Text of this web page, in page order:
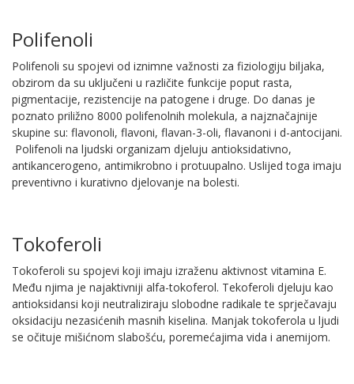
Polifenoli
Polifenoli su spojevi od iznimne važnosti za fiziologiju biljaka,
obzirom da su uključeni u različite funkcije poput rasta,
pigmentacije, rezistencije na patogene i druge. Do danas je
poznato priližno 8000 polifenolnih molekula, a najznačajnije
skupine su: flavonoli, flavoni, flavan-3-oli, flavanoni i d-antocijani.
Polifenoli na ljudski organizam djeluju antioksidativno,
antikancerogeno, antimikrobno i protuupalno. Uslijed toga imaju
preventivno i kurativno djelovanje na bolesti.
Tokoferoli
Tokoferoli su spojevi koji imaju izraženu aktivnost vitamina E.
Među njima je najaktivniji alfa-tokoferol. Tekoferoli djeluju kao
antioksidansi koji neutraliziraju slobodne radikale te sprječavaju
oksidaciju nezasićenih masnih kiselina. Manjak tokoferola u ljudi
se očituje mišićnom slabošću, poremećajima vida i anemijom.